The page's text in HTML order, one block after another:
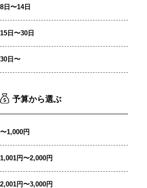
8日〜14日
15日〜30日
30日〜
予算から選ぶ
〜1,000円
1,001円〜2,000円
2,001円〜3,000円